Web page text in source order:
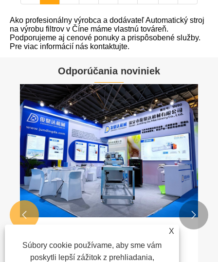
Ako profesionálny výrobca a dodávateľ Automatický stroj
na výrobu filtrov v Číne máme vlastnú továreň.
Podporujeme aj cenové ponuky a prispôsobené služby.
Pre viac informácií nás kontaktujte.
Odporúčania noviniek
šanghajskej medzinárodnej výstave
netkaných materiálov (OD)
 
X
Súbory cookie používame, aby sme vám
poskytli lepší zážitok z prehliadania,